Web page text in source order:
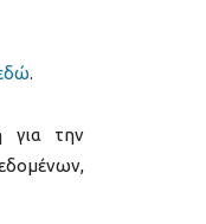
.
για την